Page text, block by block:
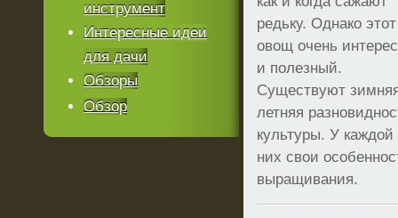
редьку. Однако этот
овощ очень
и полезный.
Существуют
летняя
культуры. У каждой
них свои
выращивания.
инструмент
Интересные идеи
для дачи
Обзоры
Обзор